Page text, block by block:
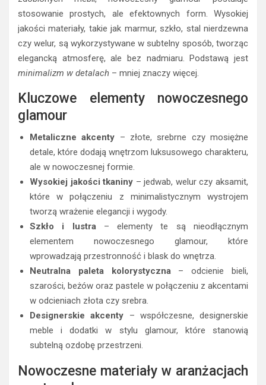
stosowanie prostych, ale efektownych form. Wysokiej
jakości materiały, takie jak marmur, szkło, stal nierdzewna
czy welur, są wykorzystywane w subtelny sposób, tworząc
elegancką atmosferę, ale bez nadmiaru. Podstawą jest
minimalizm w detalach – mniej znaczy więcej.
Kluczowe elementy nowoczesnego
glamour
Metaliczne akcenty – złote, srebrne czy mosiężne
detale, które dodają wnętrzom luksusowego charakteru,
ale w nowoczesnej formie.
Wysokiej jakości tkaniny – jedwab, welur czy aksamit,
które w połączeniu z minimalistycznym wystrojem
tworzą wrażenie elegancji i wygody.
Szkło i lustra– elementy te są nieodłącznym
elementem nowoczesnego glamour, które
wprowadzają przestronność i blask do wnętrza.
Neutralna paleta kolorystyczna– odcienie bieli,
szarości, beżów oraz pastele w połączeniu z akcentami
w odcieniach złota czy srebra.
Designerskie akcenty – współczesne, designerskie
meble i dodatki w stylu glamour, które stanowią
subtelną ozdobę przestrzeni.
Nowoczesne materiały w aranżacjach